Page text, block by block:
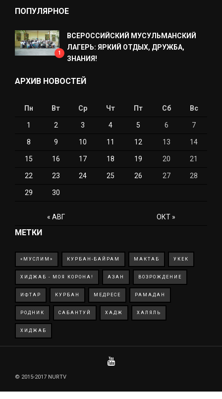
ПОПУЛЯРНОЕ
1
ВСЕРОССИЙСКИЙ МУСУЛЬМАНСКИЙ
ЛАГЕРЬ: ЯРКИЙ ОТДЫХ, ДРУЖБА,
ЗНАНИЯ!
АРХИВ НОВОСТЕЙ
Пн Вт Ср Чт Пт Сб Вс
« АВГ ОКТ »
1 2 3 4 5 6 7
8 9 10 11 12 13 14
15 16 17 18 19 20 21
22 23 24 25 26 27 28
29 30
МЕТКИ
«МУСЛИМ» КУРБАН-БАЙРАМ МАКТАБ УКЕК
ХИДЖАБ - МОЯ КОРОНА! АЗАН ВОЗРОЖДЕНИЕ
ИФТАР КУРБАН МЕДРЕСЕ РАМАДАН
РОДНИК САБАНТУЙ ХАДЖ ХАЛЯЛЬ
ХИДЖАБ
© 2015-2017 NURTV